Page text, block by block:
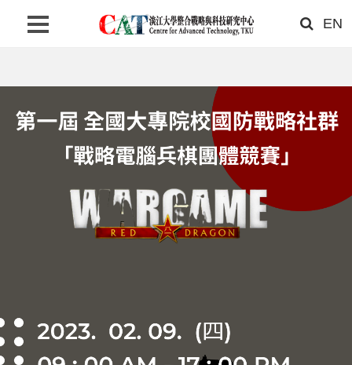
最新消息
研究成果
聯絡我們
EN